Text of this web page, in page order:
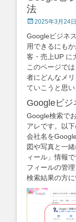
法
Posted
2025年3月24日
Googleビジネ
用できるにも
客・売上UP に
このページで
者にどんなメ
ていこうと思い
Googleビジ
Google検索で
アレです。以
会社名を
図や写真と一
ィール」情報
フィールの管
検索結果の方に